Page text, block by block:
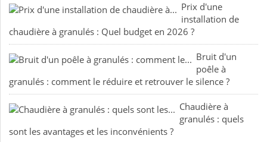
Prix d'une
installation de
chaudière à granulés : Quel budget en 2026 ?
Bruit d'un
poêle à
granulés : comment le réduire et retrouver le silence ?
Chaudière à
granulés : quels
sont les avantages et les inconvénients ?